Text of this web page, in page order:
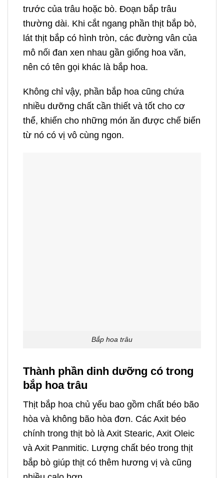
trước của trâu hoặc bò. Đoạn bắp trâu
thường dài. Khi cắt ngang phần thịt bắp bò,
lát thịt bắp có hình tròn, các đường vân của
mô nối đan xen nhau gần giống hoa văn,
nên có tên gọi khác là bắp hoa.
Không chỉ vậy, phần bắp hoa cũng chứa
nhiều dưỡng chất cần thiết và tốt cho cơ
thể, khiến cho những món ăn được chế biến
từ nó có vị vô cùng ngon.
Bắp hoa trâu
Thành phần dinh dưỡng có trong
bắp hoa trâu
Thịt bắp hoa chủ yếu bao gồm chất béo bão
hòa và không bão hòa đơn. Các Axit béo
chính trong thịt bò là Axit Stearic, Axit Oleic
và Axit Panmitic. Lượng chất béo trong thịt
bắp bò giúp thịt có thêm hương vị và cũng